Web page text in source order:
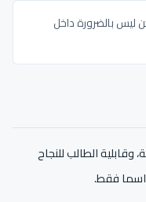
ليس بالضرورة داخل
وقابلية الطالب للنجاح
اسما فقط.